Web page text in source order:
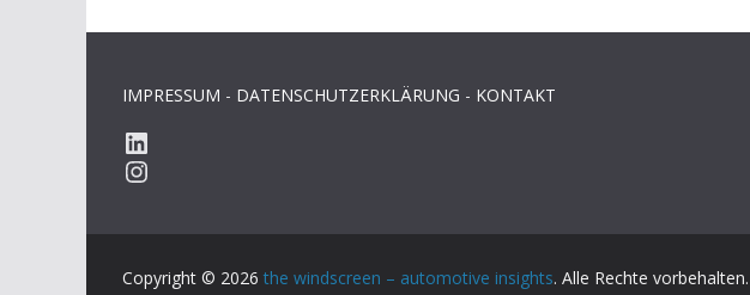
IMPRESSUM - DATENSCHUTZERKLÄRUNG - KONTAKT
LinkedIn
Instagram
Copyright © 2026 the windscreen – automotive insights. Alle Rechte vorbehalten.